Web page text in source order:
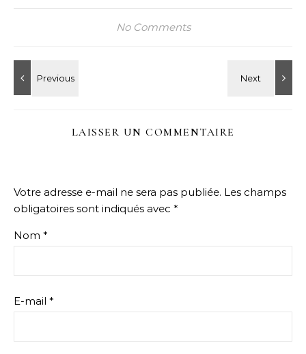
No Comments
LAISSER UN COMMENTAIRE
Votre adresse e-mail ne sera pas publiée. Les champs
obligatoires sont indiqués avec *
Nom *
E-mail *